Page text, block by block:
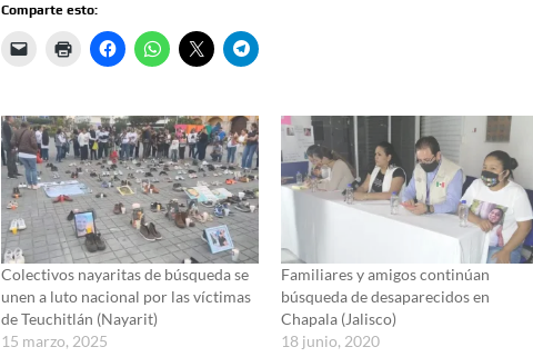
Comparte esto:
Colectivos nayaritas de búsqueda se
unen a luto nacional por las víctimas
de Teuchitlán (Nayarit)
15 marzo, 2025
Familiares y amigos continúan
búsqueda de desaparecidos en
Chapala (Jalisco)
18 junio, 2020